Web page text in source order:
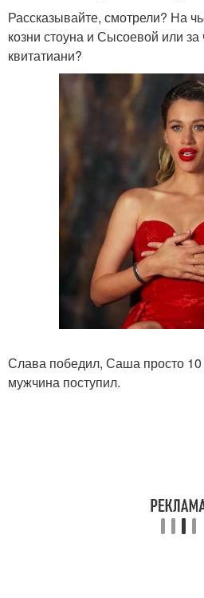
Рассказывайте, смотрели? На
козни стоуна и Сысоевой или за
квитатиани?
Слава победил, Саша просто
мужчина поступил.